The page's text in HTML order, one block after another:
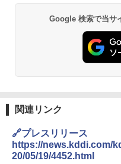
Google 検索で当サ
関連リンク
🔗プレスリリース
https://news.kddi.com/
20/05/19/4452.html